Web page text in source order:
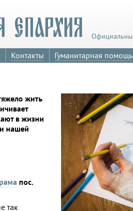
Контакты Гуманитарная помощь
жить
в жизни
нашей
пос.
так